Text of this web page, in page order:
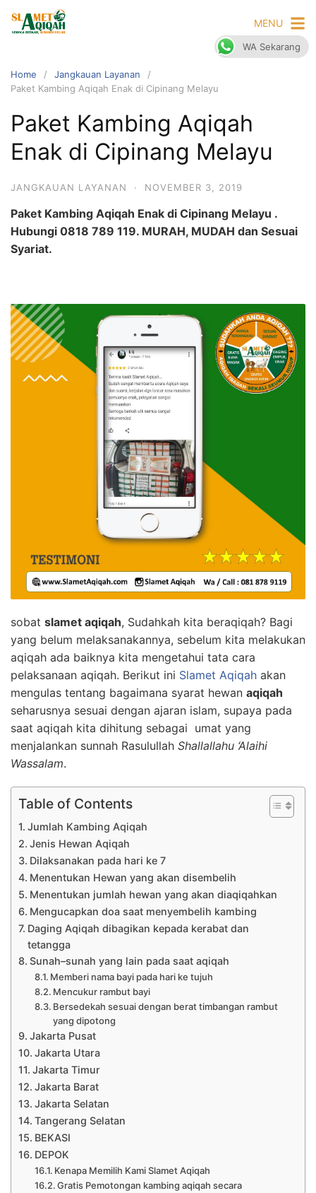
MENU
Home
Jangkauan Layanan
Paket Kambing Aqiqah Enak di Cipinang Melayu
Paket Kambing Aqiqah
Enak di Cipinang Melayu
JANGKAUAN LAYANAN · NOVEMBER 3, 2019
Paket Kambing Aqiqah Enak di Cipinang Melayu .
Hubungi 0818 789 119. MURAH, MUDAH dan Sesuai
Syariat.
sobat slamet aqiqah, Sudahkah kita beraqiqah? Bagi
yang belum melaksanakannya, sebelum kita melakukan
aqiqah ada baiknya kita mengetahui tata cara
pelaksanaan aqiqah. Berikut ini Slamet Aqiqah akan
mengulas tentang bagaimana syarat hewan aqiqah
seharusnya sesuai dengan ajaran islam, supaya pada
saat aqiqah kita dihitung sebagai umat yang
menjalankan sunnah Rasulullah Shallallahu ‘Alaihi
Wassalam.
Table of Contents
Jumlah Kambing Aqiqah
Jenis Hewan Aqiqah
Dilaksanakan pada hari ke 7
Menentukan Hewan yang akan disembelih
Menentukan jumlah hewan yang akan diaqiqahkan
Mengucapkan doa saat menyembelih kambing
Daging Aqiqah dibagikan kepada kerabat dan
tetangga
Sunah–sunah yang lain pada saat aqiqah
Memberi nama bayi pada hari ke tujuh
Mencukur rambut bayi
Bersedekah sesuai dengan berat timbangan rambut
yang dipotong
Jakarta Pusat
Jakarta Utara
Jakarta Timur
Jakarta Barat
Jakarta Selatan
Tangerang Selatan
BEKASI
DEPOK
Kenapa Memilih Kami Slamet Aqiqah
Gratis Pemotongan kambing aqiqah secara
WA Sekarang